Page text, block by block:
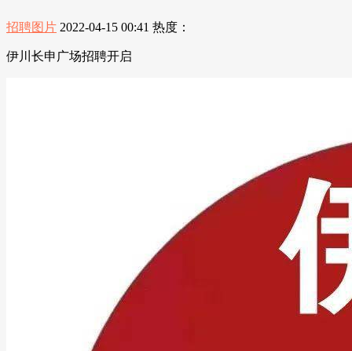
招聘图片 2022-04-15 00:41 热度：
伊川长申广场招聘开启